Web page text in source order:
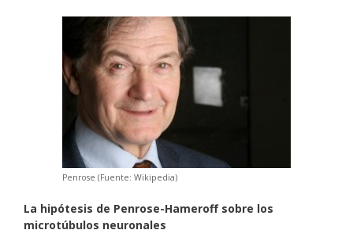
Penrose (Fuente: Wikipedia)
La hipótesis de Penrose-Hameroff sobre los
microtúbulos neuronales